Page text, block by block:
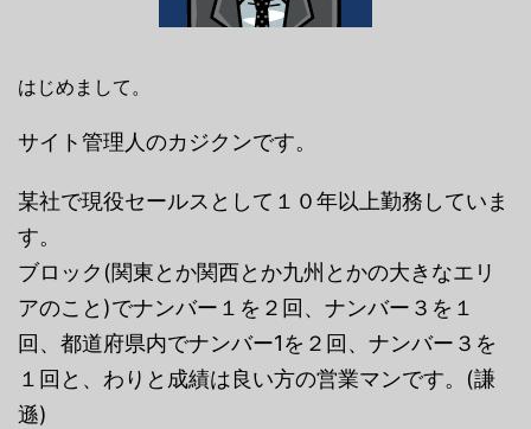
はじめまして。
サイト管理人のカジクンです。
某社で現役セールスとして１０年以上勤務していま
す。
ブロック(関東とか関西とか九州とかの大きなエリ
アのこと)でナンバー１を２回、ナンバー３を１
回、都道府県内でナンバー1を２回、ナンバー３を
１回と、わりと成績は良い方の営業マンです。(謙
遜)